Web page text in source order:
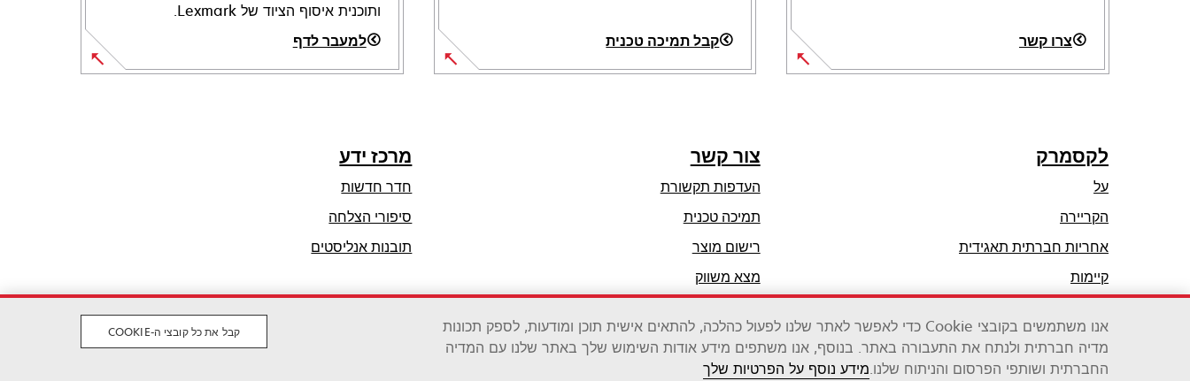
צרו קשר
קבל תמיכה טכנית
opens
tab
ותוכנית איסוף הציוד של Lexmark.
למעבר לדף
לקסמרק
על
הקריירה
אחריות חברתית תאגידיתopens
tab
קיימות
צור קשר
העדפות תקשורת
תמיכה טכניתopens
tab
רישום מוצר
מצא משווק
מרכז ידע
חדר חדשות
סיפורי הצלחה
תובנות אנליסטים
לקסמרק אינטרנשיונל בע"מ, חברה של זירוקס
©2026 כל הזכויות שמורות.
אנו משתמשים בקובצי Cookie כדי לאפשר לאתר שלנו לפעול כהלכה, להתאים אישית תוכן ומודעות, לספק תכונות
מדיה חברתית ולנתח את התעבורה באתר. בנוסף, אנו משתפים מידע אודות השימוש שלך באתר שלנו עם המדיה
החברתית ושותפי הפרסום והניתוח שלנו.מידע נוסף על הפרטיות שלך
קבל את כל קובצי ה-COOKIE